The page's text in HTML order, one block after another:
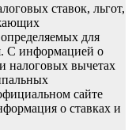
ставок, льгот,
для
С информацией о
налоговых вычетах
сайте
о ставках и